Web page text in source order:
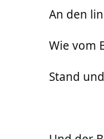
An den
Wie vom
Stand